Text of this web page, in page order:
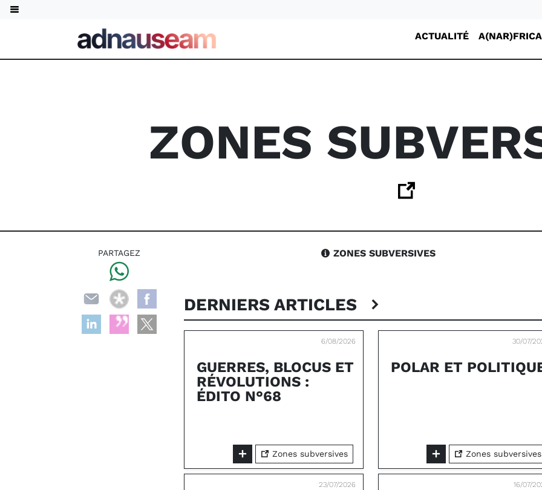
ACTUALITÉ A(NAR)FRICA
ZONES
ZONES SUBVERSIVES
DERNIERS ARTICLES
6/08/2026
GUERRES, BLOCUS ET
RÉVOLUTIONS :
ÉDITO N°68
Zones subversives
30/07/
POLAR ET
Zones subversives
23/07/2026 16/07/
PARTAGEZ